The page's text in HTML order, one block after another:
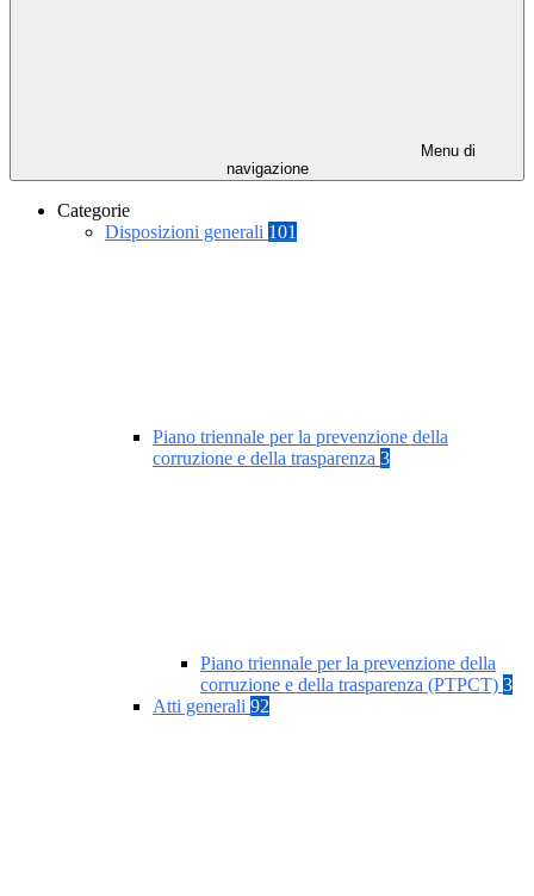
Menu di
navigazione
Categorie
Disposizioni generali 101
Piano triennale per la prevenzione della
corruzione e della trasparenza 3
Piano triennale per la prevenzione della
corruzione e della trasparenza (PTPCT) 3
Atti generali 92